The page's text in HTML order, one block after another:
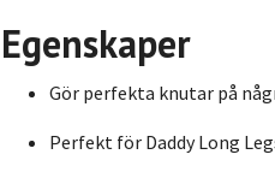
Egenskaper
Gör perfekta knutar på
Perfekt för Daddy Long